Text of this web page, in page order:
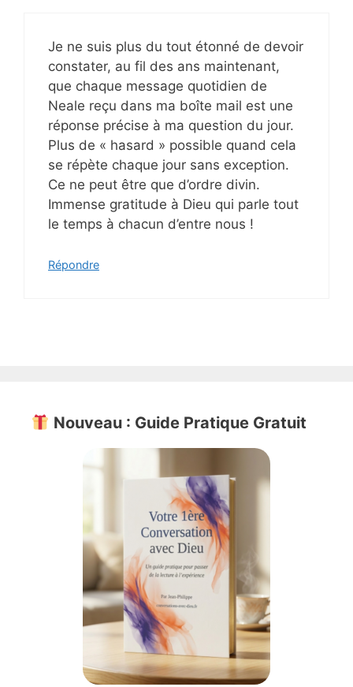
Je ne suis plus du tout étonné de devoir
constater, au fil des ans maintenant,
que chaque message quotidien de
Neale reçu dans ma boîte mail est une
réponse précise à ma question du jour.
Plus de « hasard » possible quand cela
se répète chaque jour sans exception.
Ce ne peut être que d’ordre divin.
Immense gratitude à Dieu qui parle tout
le temps à chacun d’entre nous !
Répondre
Nouveau : Guide Pratique Gratuit